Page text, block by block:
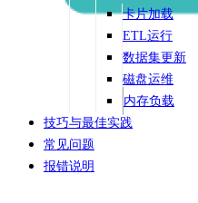
卡片加载
ETL运行
数据集更新
磁盘运维
内存负载
技巧与最佳实践
常见问题
报错说明